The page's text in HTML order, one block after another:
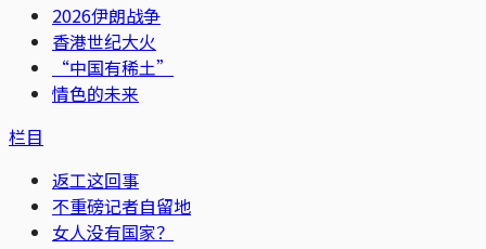
2026伊朗战争
香港世纪大火
“中国有稀土”
情色的未来
栏目
返工这回事
不重磅记者自留地
女人没有国家？